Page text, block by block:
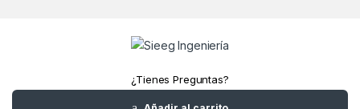
¿Tienes Preguntas?
Llámanos